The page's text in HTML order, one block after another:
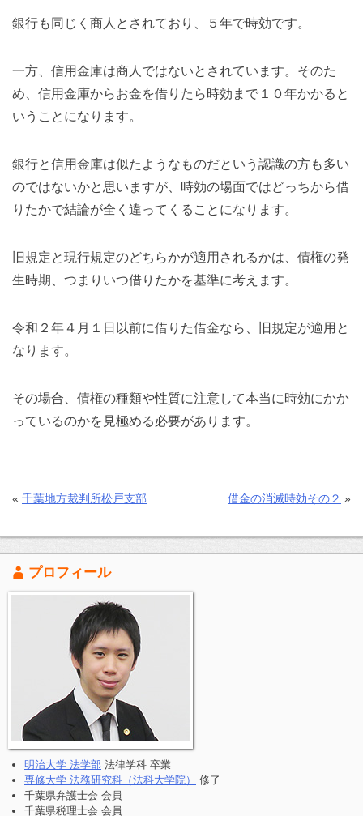
銀行も同じく商人とされており、５年で時効です。
一方、信用金庫は商人ではないとされています。そのた
め、信用金庫からお金を借りたら時効まで１０年かかると
いうことになります。
銀行と信用金庫は似たようなものだという認識の方も多い
のではないかと思いますが、時効の場面ではどっちから借
りたかで結論が全く違ってくることになります。
旧規定と現行規定のどちらかが適用されるかは、債権の発
生時期、つまりいつ借りたかを基準に考えます。
令和２年４月１日以前に借りた借金なら、旧規定が適用と
なります。
その場合、債権の種類や性質に注意して本当に時効にかか
っているのかを見極める必要があります。
« 千葉地方裁判所松戸支部 借金の消滅時効その２ »
プロフィール
明治大学 法学部 法律学科 卒業
専修大学 法務研究科（法科大学院）
修了
千葉県弁護士会 会員
千葉県税理士会 会員